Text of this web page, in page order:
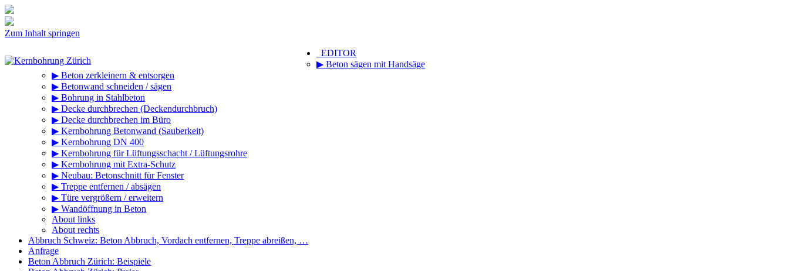
Zum Inhalt springen
_EDITOR
▶ Beton sägen mit Handsäge
▶ Beton zerkleinern & entsorgen
▶ Betonwand schneiden / sägen
▶ Bohrung in Stahlbeton
▶ Decke durchbrechen (Deckendurchbruch)
▶ Decke durchbrechen im Büro
▶ Kernbohrung Betonwand (Sauberkeit)
▶ Kernbohrung DN 400
▶ Kernbohrung für Lüftungsschacht / Lüftungsrohre
▶ Kernbohrung mit Extra-Schutz
▶ Neubau: Betonschnitt für Fenster
▶ Treppe entfernen / absägen
▶ Türe vergrößern / erweitern
▶ Wandöffnung in Beton
About links
About rechts
Abbruch Schweiz: Beton Abbruch, Vordach entfernen, Treppe abreißen, …
Anfrage
Beton Abbruch Zürich: Beispiele